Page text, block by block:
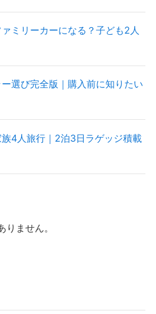
ミリーカーになる？子ども2人
選び完全版｜購入前に知りたい
4人旅行｜2泊3日ラゲッジ積載
ません。